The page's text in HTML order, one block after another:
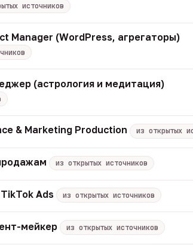
источников
Manager (WordPress, агрегаторы)
(астрология и медитация)
& Marketing Production из открытых
из открытых источников
Ads из открытых источников
мейкер из открытых источников